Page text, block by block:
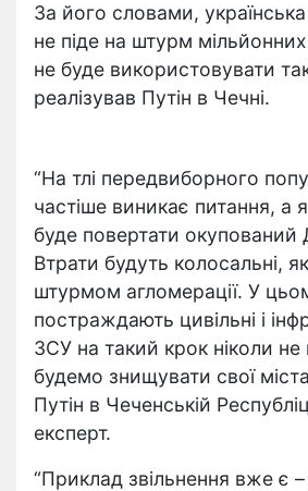
За його словами, українська
не піде на штурм мільйонних
не буде використовувати
реалізував Путін в Чечні.
“На тлі передвиборного
частіше виникає питання, а
буде повертати окупований
Втрати будуть колосальні,
штурмом агломерації. У
постраждають цивільні і
ЗСУ на такий крок ніколи
будемо знищувати свої
Путін в Чеченській
експерт.
“Приклад звільнення вже є